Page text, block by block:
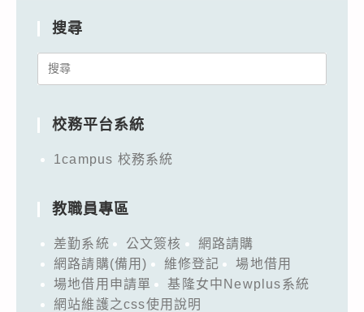
搜尋
Search
校務平台系統
1campus 校務系統
教職員專區
差勤系統 公文簽核
網路請購
網路請購(備用)
維修登記
場地借用
場地借用申請單
基隆女中Newplus系統
網站維護之css使用說明